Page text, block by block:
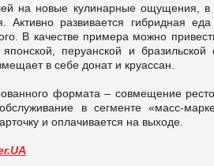
на новые кулинарные ощущения, в
развивается гибридная
В качестве примера можно
перуанской и
в себе донат и круассан.
формата – совмещение
в сегменте «масс-
и оплачивается на выходе.